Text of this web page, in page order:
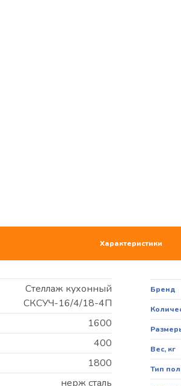
Характеристики
Стеллаж кухонный
СКСУЧ-16/4/18-4П
1600
400
1800
нерж сталь
Бренд
Вес, кг
Тип